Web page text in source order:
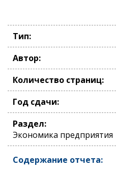
Тип:
Автор:
Количество страниц:
Год сдачи:
Раздел:
Экономика предприятия
Содержание отчета: